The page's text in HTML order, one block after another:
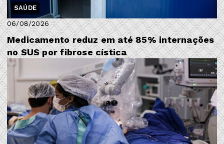
SAÚDE
06/08/2026
Medicamento reduz em até 85% internações
no SUS por fibrose cística